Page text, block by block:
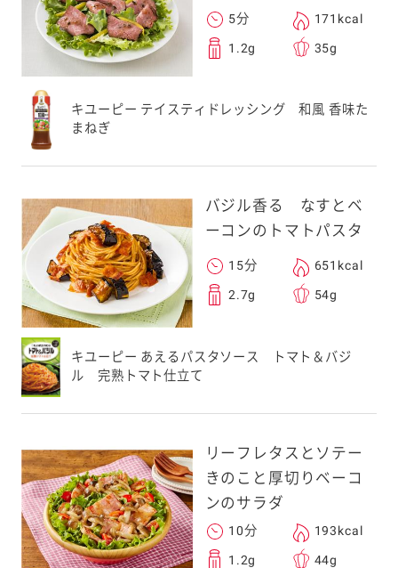
5分 171kcal
1.2g 35g
キユーピー テイスティドレッシング 和風 香味た
まねぎ
バジル香る なすとベ
ーコンのトマトパスタ
15分 651kcal
2.7g 54g
キユーピー あえるパスタソース トマト＆バジ
ル 完熟トマト仕立て
リーフレタスとソテー
きのこと厚切りベーコ
ンのサラダ
10分 193kcal
1.2g 44g